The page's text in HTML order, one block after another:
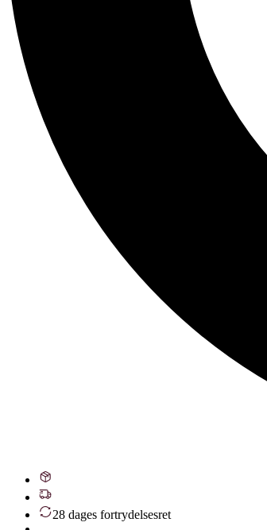
28 dages fortrydelsesret